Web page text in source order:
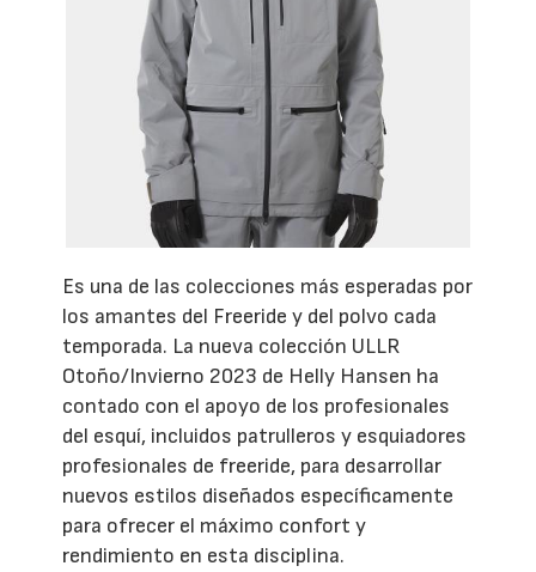
Es una de las colecciones más esperadas por
los amantes del Freeride y del polvo cada
temporada. La nueva colección ULLR
Otoño/Invierno 2023 de Helly Hansen ha
contado con el apoyo de los profesionales
del esquí, incluidos patrulleros y esquiadores
profesionales de freeride, para desarrollar
nuevos estilos diseñados específicamente
para ofrecer el máximo confort y
rendimiento en esta disciplina.